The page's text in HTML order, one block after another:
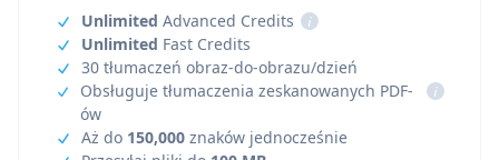
Unlimited Advanced Credits
i
Unlimited Fast Credits
30 tłumaczeń obraz-do-obrazu/dzień
Obsługuje tłumaczenia zeskanowanych PDF-
ów
i
Aż do 150,000 znaków jednocześnie